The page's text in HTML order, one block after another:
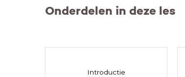
Onderdelen in deze les
Introductie